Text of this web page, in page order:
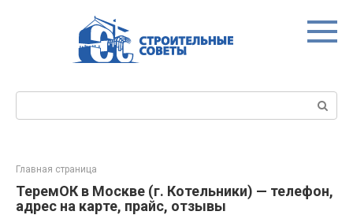
Главная страница
ТеремОК в Москве (г. Котельники) — телефон,
адрес на карте, прайс, отзывы